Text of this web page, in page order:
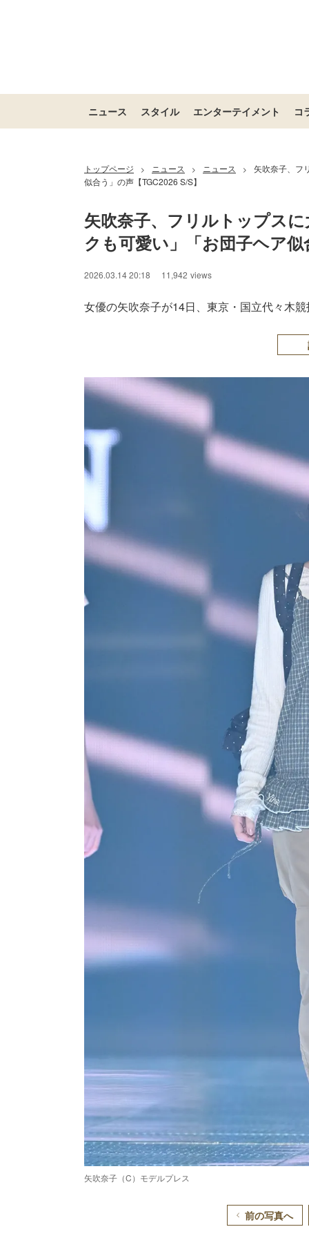
ニュース スタイル エンターテイメント コ
トップページ > ニュース > ニュース >
矢吹奈子、フ
似合う」の声【TGC2026 S/S】
矢吹奈子、フリルトップス
クも可愛い」「お団子ヘア
2026.03.14 20:18 11,942 views
女優の矢吹奈子が14日、東京・国立代々木
矢吹奈子（C）モデルプレス
前の写真へ